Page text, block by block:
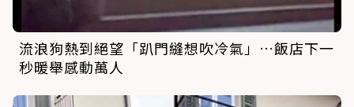
流浪狗熱到絕望「趴門縫想吹冷氣」…飯店下一
秒暖舉感動萬人